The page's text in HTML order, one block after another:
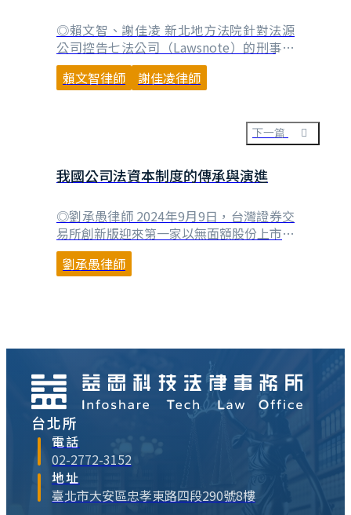
◎賴文智、謝佳凌 新北地方法院針對法源
公司控告七法公司（Lawsnote）的刑事案
件判決一出，引起法律圈與科技新創圈的廣
泛討論。除著作權的議題外，透過爬蟲抓取
（crawler）是業界行之有年的技術，若只
要違反契約或協定抓取網路上公開的資料，
即涉有刑事責⋯
賴文智律師 謝佳凌律師
下一篇
我國公司法資本制度的傳承與演進
◎劉承愚律師 2024年9月9日，台灣證券交
易所創新版迎來第一家以無面額股份上市的
公司，成信實業*-創（6969）每股上市價
格為新臺幣（以下同）32元，為台股邁向
額10⋯
劉承愚律師
台北所
電話
02-2772-3152
地址
臺北市大安區忠孝東路四段290號8樓